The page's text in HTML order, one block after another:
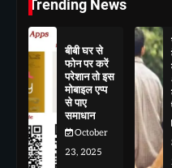
Trending News
बीबी घर से
फोन पर करें
परेशान तो इस
मोबाइल एप्प
से पाए
समाधान
October
23, 2025